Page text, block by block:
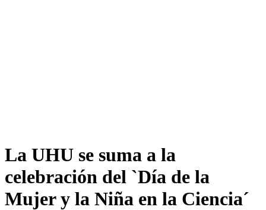
La UHU se suma a la
celebración del `Día de la
Mujer y la Niña en la Ciencia´